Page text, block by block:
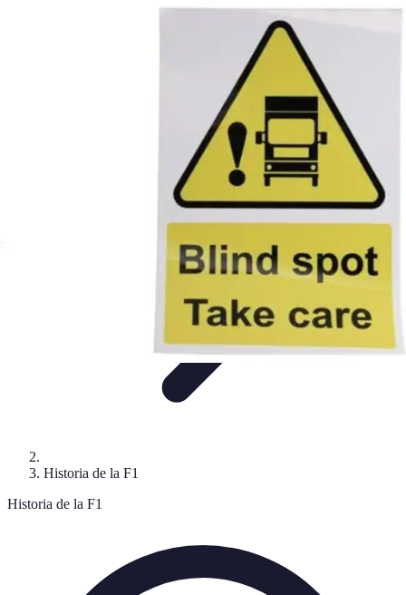
Historias de Pilotos
Historia de la F1
Historia de la F1